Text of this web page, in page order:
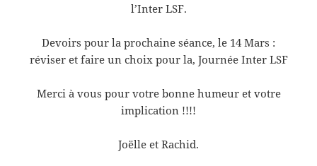
l’Inter LSF.
Devoirs pour la prochaine séance, le 14 Mars :
réviser et faire un choix pour la, Journée Inter LSF
Merci à vous pour votre bonne humeur et votre
implication !!!!
Joëlle et Rachid.